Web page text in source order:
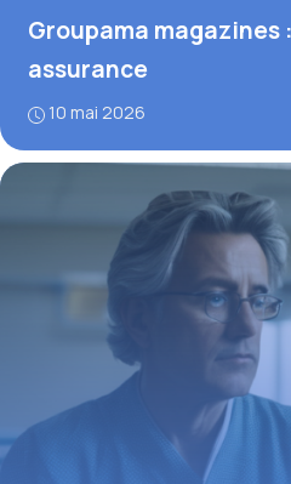
Groupama
assurance
10 mai 2026